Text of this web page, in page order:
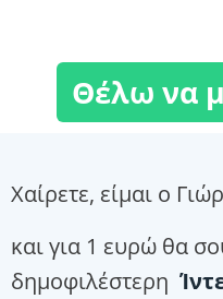
Θέλω να
Χαίρετε, είμαι ο
και για 1 ευρώ θα
δημοφιλέστερη